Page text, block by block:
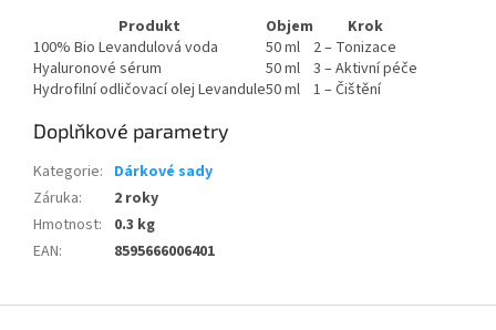
Produkt Objem
Krok
100% Bio Levandulová voda
50 ml
2 – Tonizace
Hyaluronové sérum
50 ml 3 – Aktivní péče
Hydrofilní odličovací olej Levandule50 ml 1 – Čištění
Doplňkové parametry
Kategorie: Dárkové sady
Záruka:
2 roky
Hmotnost:
0.3 kg
EAN: 8595666006401